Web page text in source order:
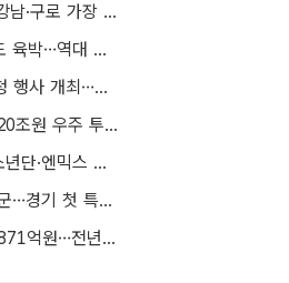
같은 서울인데 5도 차이…강남·구로 가장 덥고 서대문 낮다
[오늘의 날씨] 서울 낮 40도 육박…역대 최고 39.6도 위협
동국씨엠, 임직원 자녀 초청 행사 개최…생산현장 체험 기회
김동관 '뉴 한화' 본격화…20조원 우주 투자 속도
'TMA 마이스타상', 방탄소년단·엔믹스 최다 멤버 결선 진출…첫 수상은?
소나무재선충병 번진 양평군…경기 첫 특별방제구역 지정
고려아연, 2분기 영업익 5871억원…전년비 126.8%↑